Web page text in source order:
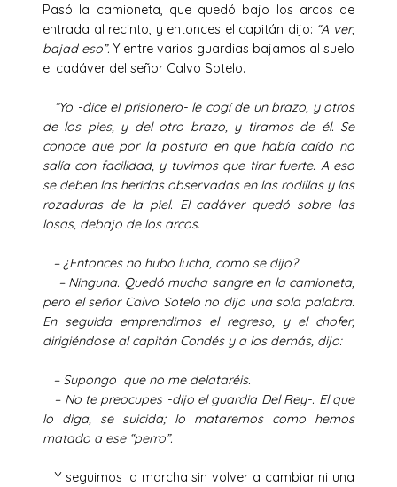
Pasó la camioneta, que quedó bajo los arcos de
entrada al recinto, y entonces el capitán dijo: “A ver,
bajad eso”. Y entre varios guardias bajamos al suelo
el cadáver del señor Calvo Sotelo.
“Yo -dice el prisionero- le cogí de un brazo, y otros
de los pies, y del otro brazo, y tiramos de él. Se
conoce que por la postura en que había caído no
salía con facilidad, y tuvimos que tirar fuerte. A eso
se deben las heridas observadas en las rodillas y las
rozaduras de la piel. El cadáver quedó sobre las
losas, debajo de los arcos.
– ¿Entonces no hubo lucha, como se dijo?
– Ninguna. Quedó mucha sangre en la camioneta,
pero el señor Calvo Sotelo no dijo una sola palabra.
En seguida emprendimos el regreso, y el chofer,
dirigiéndose al capitán Condés y a los demás, dijo:
– Supongo que no me delataréis.
– No te preocupes -dijo el guardia Del Rey-. El que
lo diga, se suicida; lo mataremos como hemos
matado a ese “perro”.
Y seguimos la marcha sin volver a cambiar ni una